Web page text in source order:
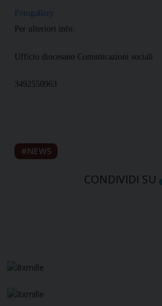
Fotogallery
Per ulteriori info:
Ufficio diocesano Comunicazioni sociali
3492550963
NEWS
CONDIVIDI SU